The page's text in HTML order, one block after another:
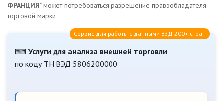
ФРАНЦИЯ" может потребоваться разрешение правообладателя
торговой марки.
⌨ Услуги для анализа внешней торговли
по коду ТН ВЭД 5806200000
Сервис для работы с данными ВЭД 200+ стран